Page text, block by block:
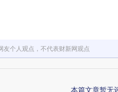
友个人观点，不代表财新网观点
本篇文章暂无